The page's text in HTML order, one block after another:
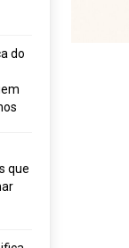
do
que